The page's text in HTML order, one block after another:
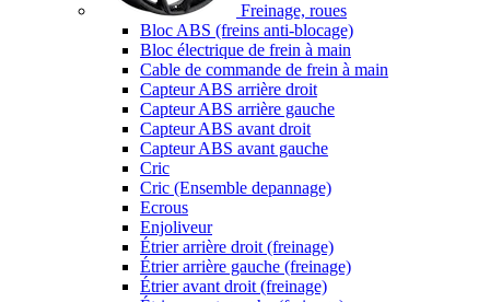
Freinage, roues
Bloc ABS (freins anti-blocage)
Bloc électrique de frein à main
Cable de commande de frein à main
Capteur ABS arrière droit
Capteur ABS arrière gauche
Capteur ABS avant droit
Capteur ABS avant gauche
Cric
Cric (Ensemble depannage)
Ecrous
Enjoliveur
Étrier arrière droit (freinage)
Étrier arrière gauche (freinage)
Étrier avant droit (freinage)